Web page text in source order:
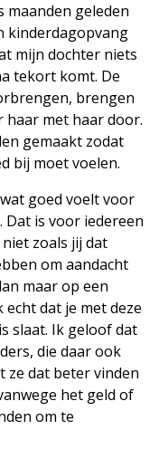
maanden geleden
kinderdagopvang
mijn dochter niets
tekort komt. De
brengen
haar met haar door.
gemaakt zodat
bij moet voelen.
goed voelt voor
Dat is voor iedereen
zoals jij dat
om aandacht
maar op een
dat je met deze
slaat. Ik geloof dat
die daar ook
ze dat beter vinden
het geld of
om te